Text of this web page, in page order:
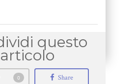
0 Share